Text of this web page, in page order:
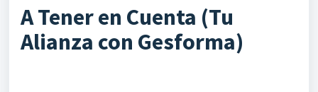
A Tener en Cuenta (Tu
Alianza con Gesforma)